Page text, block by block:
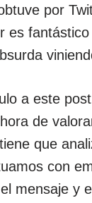
por
es
a este
de
que
con
mensaje y